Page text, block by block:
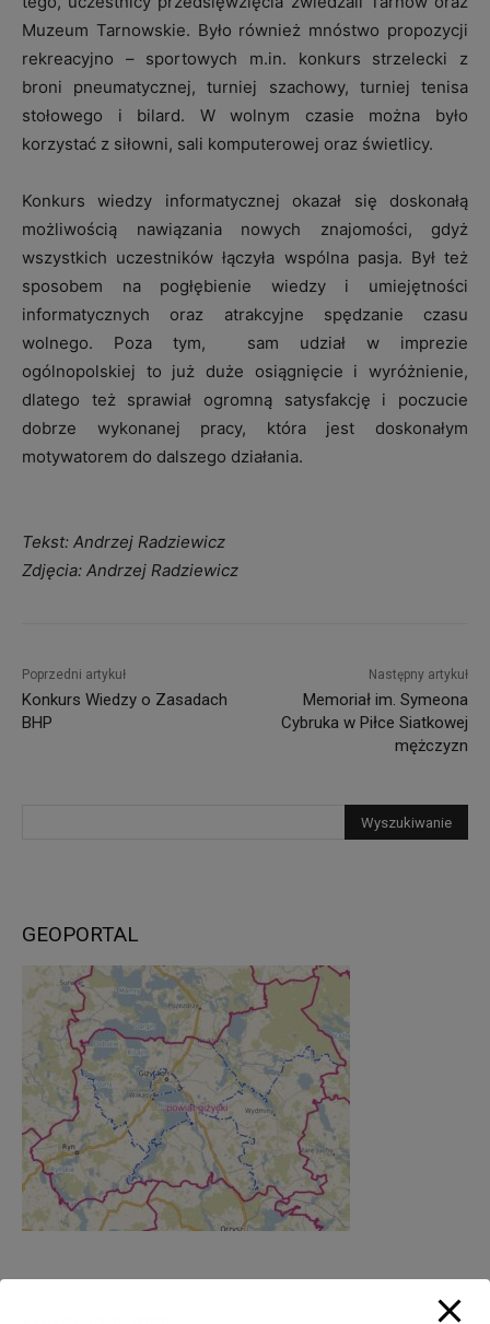
Muzeum Tarnowskie. Było również mnóstwo propozycji
rekreacyjno – sportowych m.in. konkurs strzelecki z
broni pneumatycznej, turniej szachowy, turniej tenisa
stołowego i bilard. W wolnym czasie można było
korzystać z siłowni, sali komputerowej oraz świetlicy.
Konkurs wiedzy informatycznej okazał się doskonałą
możliwością nawiązania nowych znajomości, gdyż
wszystkich uczestników łączyła wspólna pasja. Był też
sposobem na pogłębienie wiedzy i umiejętności
informatycznych oraz atrakcyjne spędzanie czasu
wolnego. Poza tym, sam udział w imprezie
ogólnopolskiej to już duże osiągnięcie i wyróżnienie,
dlatego też sprawiał ogromną satysfakcję i poczucie
dobrze wykonanej pracy, która jest doskonałym
motywatorem do dalszego działania.
Tekst: Andrzej Radziewicz
Zdjęcia: Andrzej Radziewicz
Poprzedni artykuł
Konkurs Wiedzy o Zasadach
BHP
Następny artykuł
Memoriał im. Symeona
Cybruka w Piłce Siatkowej
mężczyzn
GEOPORTAL